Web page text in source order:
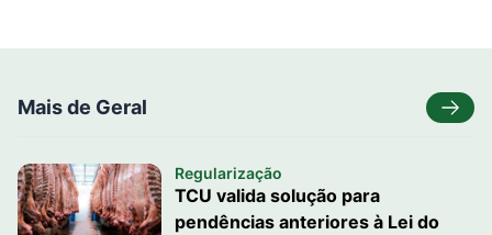
Mais de Geral
Regularização
TCU valida solução para
pendências anteriores à Lei do